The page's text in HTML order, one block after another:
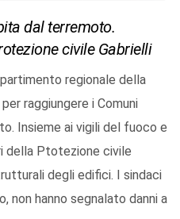
dal terremoto.
civile Gabrielli
regionale della
raggiungere i Comuni
Insieme ai vigili del fuoco e
della Ptotezione civile
degli edifici. I sindaci
non hanno segnalato danni a